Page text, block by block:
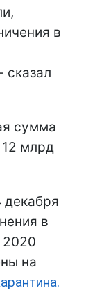
в
сказал
сумма
12 млрд
в
2020
на